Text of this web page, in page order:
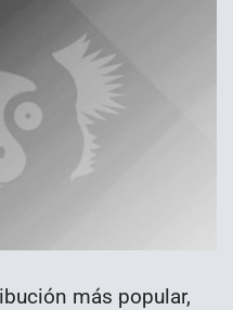
más popular,